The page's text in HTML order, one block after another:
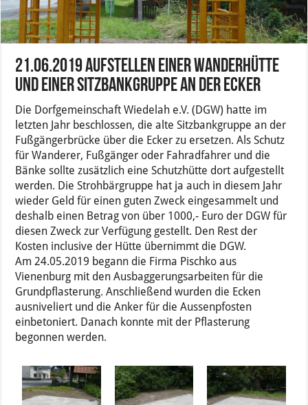
21.06.2019 Aufstellen einer Wanderhütte
und einer Sitzbankgruppe an der Ecker
Die Dorfgemeinschaft Wiedelah e.V. (DGW) hatte im
letzten Jahr beschlossen, die alte Sitzbankgruppe an der
Fußgängerbrücke über die Ecker zu ersetzen. Als Schutz
für Wanderer, Fußgänger oder Fahradfahrer und die
Bänke sollte zusätzlich eine Schutzhütte dort aufgestellt
werden. Die Strohbärgruppe hat ja auch in diesem Jahr
wieder Geld für einen guten Zweck eingesammelt und
deshalb einen Betrag von über 1000,- Euro der DGW für
diesen Zweck zur Verfügung gestellt. Den Rest der
Kosten inclusive der Hütte übernimmt die DGW.
Am 24.05.2019 begann die Firma Pischko aus
Vienenburg mit den Ausbaggerungsarbeiten für die
Grundpflasterung. Anschließend wurden die Ecken
ausniveliert und die Anker für die Aussenpfosten
einbetoniert. Danach konnte mit der Pflasterung
begonnen werden.